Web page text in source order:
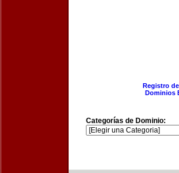
Registro
Dominios
Categorías de Dominio: